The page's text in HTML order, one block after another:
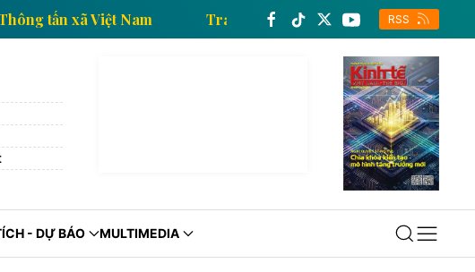
tế của Thông tấn xã Việt Nam Trang thông tin kinh tế của
RSS
- DỰ BÁO MULTIMEDIA